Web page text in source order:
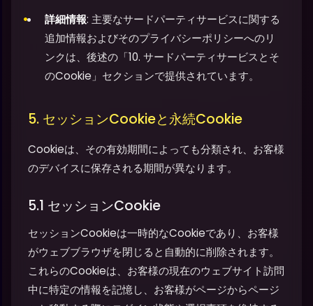
詳細情報: 主要なサードパーティサービスに関する
追加情報およびそのプライバシーポリシーへのリ
ンクは、後述の「10. サードパーティサービスとそ
のCookie」セクションで提供されています。
5. セッションCookieと永続Cookie
Cookieは、その有効期間によっても分類され、お客様
のデバイスに保存される期間が異なります。
5.1 セッションCookie
セッションCookieは一時的なCookieであり、お客様
がウェブブラウザを閉じると自動的に削除されます。
これらのCookieは、お客様の現在のウェブサイト訪問
中に特定の情報を記憶し、お客様がページからページ